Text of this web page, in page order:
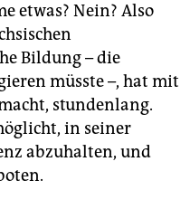
etwas? Nein? Also
Bildung – die
müsste –, hat mit
stundenlang.
in seiner
abzuhalten, und